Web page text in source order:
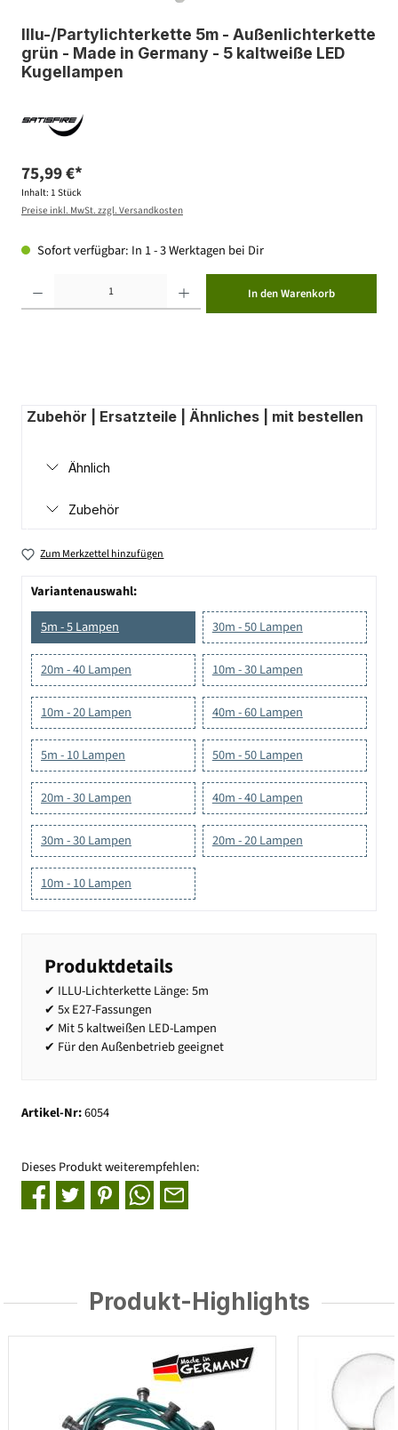
Illu-/Partylichterkette 5m - Außenlichterkette
grün - Made in Germany - 5 kaltweiße LED
Kugellampen
75,99 €*
Inhalt: 1 Stück
Preise inkl. MwSt. zzgl. Versandkosten
Sofort verfügbar: In 1 - 3 Werktagen bei Dir
In den Warenkorb
Zubehör | Ersatzteile | Ähnliches | mit bestellen
Ähnlich
Zubehör
Zum Merkzettel hinzufügen
Variantenauswahl:
5m - 5 Lampen
30m - 50 Lampen
20m - 40 Lampen 10m - 30 Lampen
10m - 20 Lampen 40m - 60 Lampen
5m - 10 Lampen 50m - 50 Lampen
20m - 30 Lampen 40m - 40 Lampen
30m - 30 Lampen 20m - 20 Lampen
10m - 10 Lampen
Produktdetails
✔ ILLU-Lichterkette Länge: 5m
✔ 5x E27-Fassungen
✔ Mit 5 kaltweißen LED-Lampen
✔ Für den Außenbetrieb geeignet
Artikel-Nr:6054
Dieses Produkt weiterempfehlen:
Produkt-Highlights